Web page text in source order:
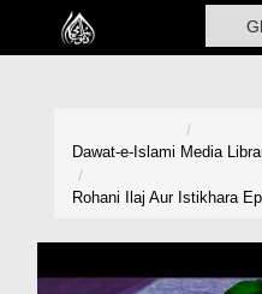
Home
Volunteer Portal
Dawat-e-Islami Media
Rohani Ilaj Aur Istikhara